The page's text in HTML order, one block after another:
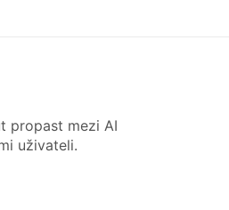
propast mezi AI
uživateli.